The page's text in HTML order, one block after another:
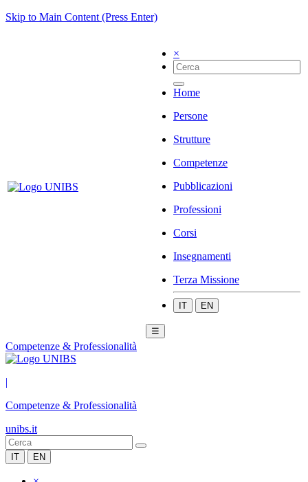
Skip to Main Content (Press Enter)
×
Home
Persone
Strutture
Competenze
Pubblicazioni
Professioni
Corsi
Insegnamenti
Terza Missione
IT EN
☰
Competenze & Professionalità
|
Competenze & Professionalità
unibs.it
IT EN